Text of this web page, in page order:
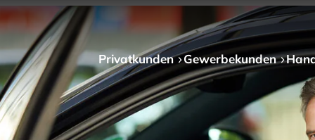
Privat­kunden Gewerbe­kunden